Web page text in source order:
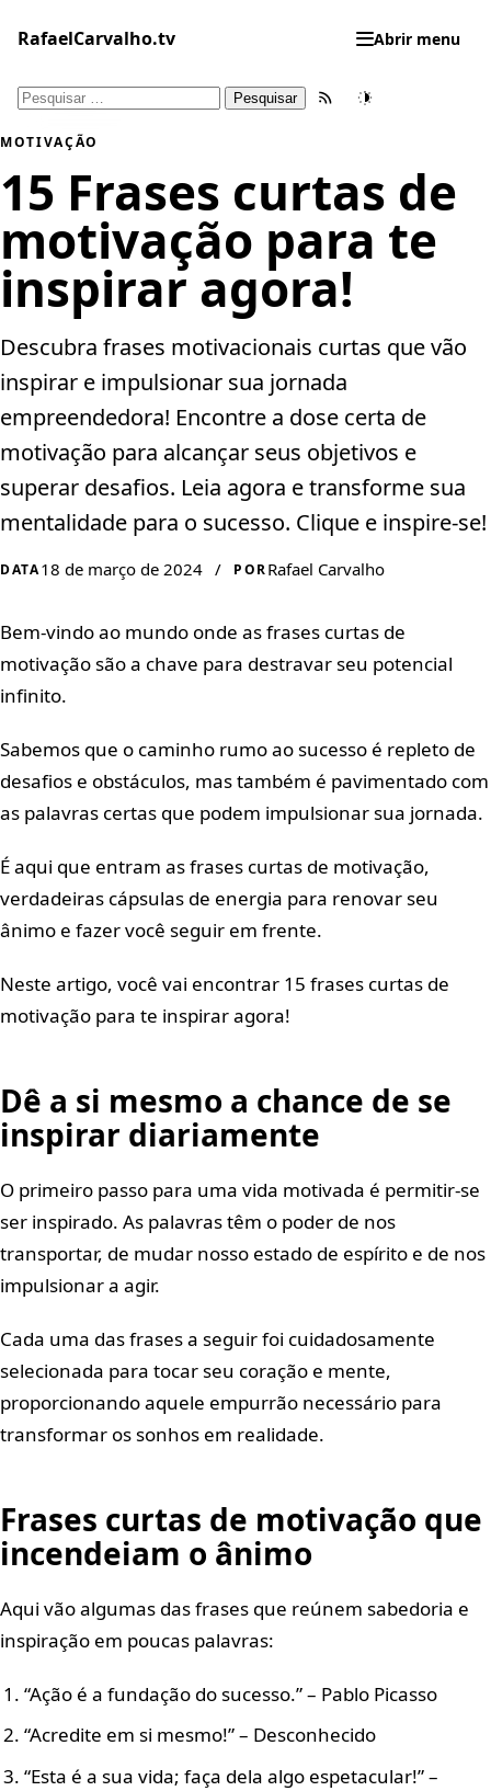
para
conteúdo
RafaelCarvalho.tv Abrir menu
Pesquisar
Feed RSSTema
MOTIVAÇÃO
15 Frases curtas de
motivação para te
inspirar agora!
Descubra frases motivacionais curtas que vão
inspirar e impulsionar sua jornada
empreendedora! Encontre a dose certa de
motivação para alcançar seus objetivos e
superar desafios. Leia agora e transforme sua
mentalidade para o sucesso. Clique e inspire-se!
DATA18 de março de 2024 / PORRafael Carvalho
Bem-vindo ao mundo onde as frases curtas de
motivação são a chave para destravar seu potencial
infinito.
Sabemos que o caminho rumo ao sucesso é repleto de
desafios e obstáculos, mas também é pavimentado com
as palavras certas que podem impulsionar sua jornada.
É aqui que entram as frases curtas de motivação,
verdadeiras cápsulas de energia para renovar seu
ânimo e fazer você seguir em frente.
Neste artigo, você vai encontrar 15 frases curtas de
motivação para te inspirar agora!
Dê a si mesmo a chance de se
inspirar diariamente
O primeiro passo para uma vida motivada é permitir-se
ser inspirado. As palavras têm o poder de nos
transportar, de mudar nosso estado de espírito e de nos
impulsionar a agir.
Cada uma das frases a seguir foi cuidadosamente
selecionada para tocar seu coração e mente,
proporcionando aquele empurrão necessário para
transformar os sonhos em realidade.
Frases curtas de motivação que
incendeiam o ânimo
Aqui vão algumas das frases que reúnem sabedoria e
inspiração em poucas palavras:
“Ação é a fundação do sucesso.” – Pablo Picasso
“Acredite em si mesmo!” – Desconhecido
“Esta é a sua vida; faça dela algo espetacular!” –